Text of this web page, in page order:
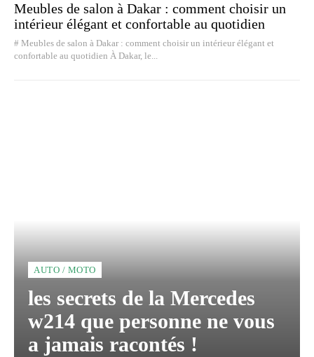
Meubles de salon à Dakar : comment choisir un
intérieur élégant et confortable au quotidien
# Meubles de salon à Dakar : comment choisir un intérieur élégant et
confortable au quotidien À Dakar, le...
AUTO / MOTO
les secrets de la Mercedes
w214 que personne ne vous
a jamais racontés !